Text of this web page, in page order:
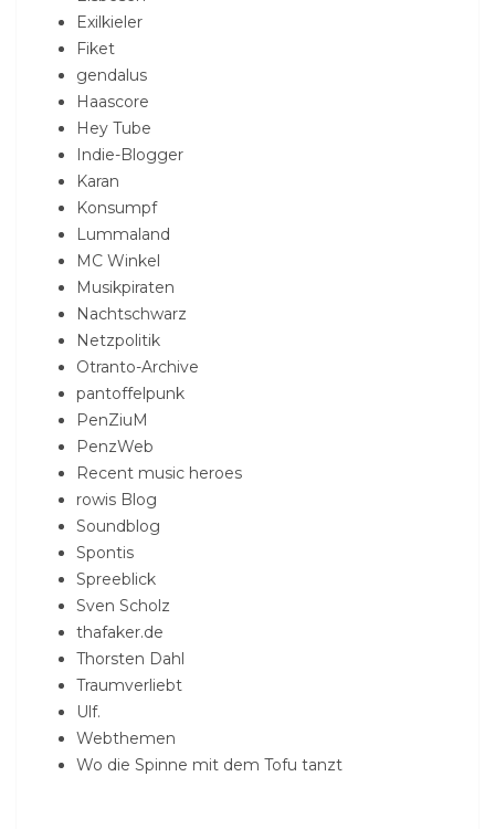
Exilkieler
Fiket
gendalus
Haascore
Hey Tube
Indie-Blogger
Karan
Konsumpf
Lummaland
MC Winkel
Musikpiraten
Nachtschwarz
Netzpolitik
Otranto-Archive
pantoffelpunk
PenZiuM
PenzWeb
Recent music heroes
rowis Blog
Soundblog
Spontis
Spreeblick
Sven Scholz
thafaker.de
Thorsten Dahl
Traumverliebt
Ulf.
Webthemen
Wo die Spinne mit dem Tofu tanzt